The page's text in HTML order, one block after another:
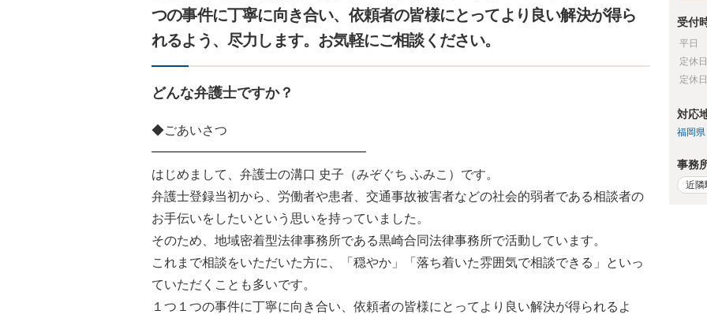
つの事件に丁寧に向き合い、依頼者の皆様にとってより良い解決が得ら
れるよう、尽力します。お気軽にご相談ください。
どんな弁護士ですか？
◆ごあいさつ
━━━━━━━━━━━━━━━━━
はじめまして、弁護士の溝口 史子（みぞぐち ふみこ）です。
弁護士登録当初から、労働者や患者、交通事故被害者などの社会的弱者である相談者の
お手伝いをしたいという思いを持っていました。
そのため、地域密着型法律事務所である黒崎合同法律事務所で活動しています。
これまで相談をいただいた方に、「穏やか」「落ち着いた雰囲気で相談できる」といっ
ていただくことも多いです。
１つ１つの事件に丁寧に向き合い、依頼者の皆様にとってより良い解決が得られるよ
受付
平日
定休日
定休
対応
福岡県
事務
近隣